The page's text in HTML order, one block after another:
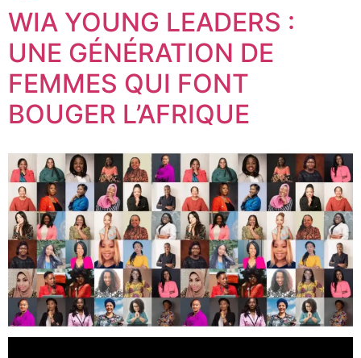
WIA YOUNG LEADERS :
UNE GÉNÉRATION DE
FEMMES QUI FONT
BOUGER L’AFRIQUE